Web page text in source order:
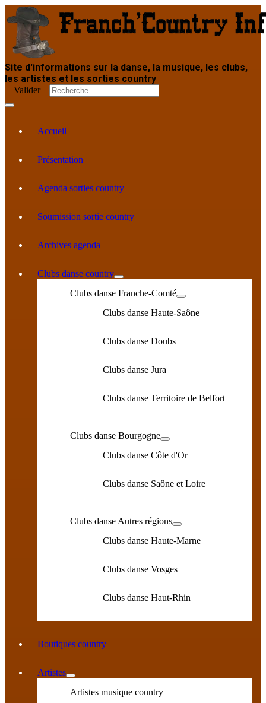
Site d'informations sur la danse, la musique, les clubs,
les artistes et les sorties country
Valider
Accueil
Présentation
Agenda sorties country
Soumission sortie country
Archives agenda
Clubs danse country
Clubs danse Franche-Comté
Clubs danse Haute-Saône
Clubs danse Doubs
Clubs danse Jura
Clubs danse Territoire de Belfort
Clubs danse Bourgogne
Clubs danse Côte d'Or
Clubs danse Saône et Loire
Clubs danse Autres régions
Clubs danse Haute-Marne
Clubs danse Vosges
Clubs danse Haut-Rhin
Boutiques country
Artistes
Artistes musique country